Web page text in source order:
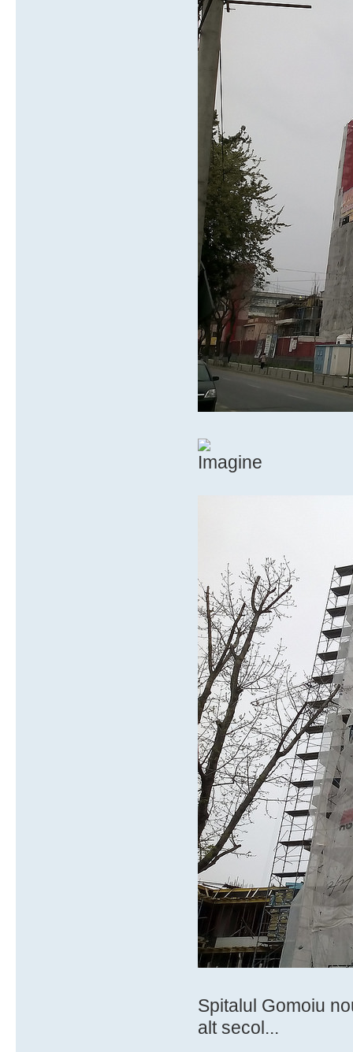
Spitalul Gomoiu
alt secol...